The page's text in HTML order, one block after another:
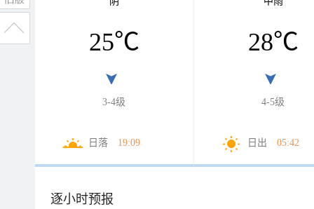
25℃
3-4级
日落 19:09
28℃
4-5级
日出 05:42
逐小时预报